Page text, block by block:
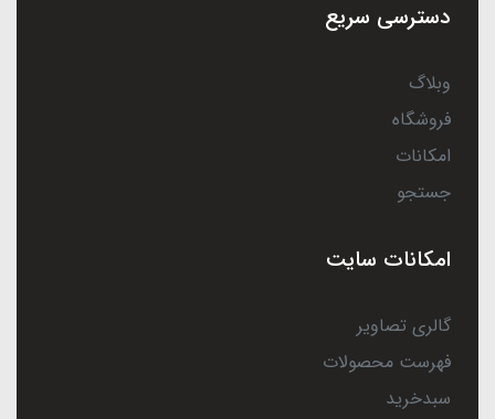
دسترسی سریع
وبلاگ
فروشگاه
امکانات
جستجو
امکانات سایت
گالری تصاویر
فهرست محصولات
سبدخرید